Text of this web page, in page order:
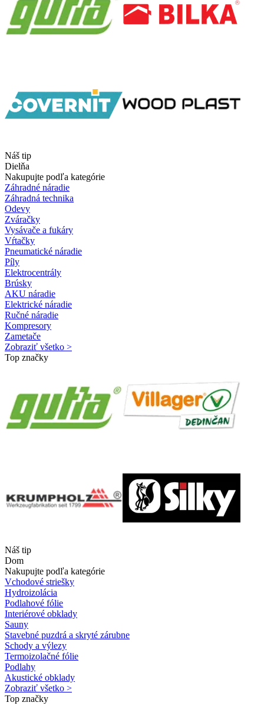
Náš tip
Dielňa
Nakupujte podľa kategórie
Záhradné náradie
Záhradná technika
Odevy
Zváračky
Vysávače a fukáry
Vŕtačky
Pneumatické náradie
Píly
Elektrocentrály
Brúsky
AKU náradie
Elektrické náradie
Ručné náradie
Kompresory
Zametače
Zobraziť všetko >
Top značky
Náš tip
Dom
Nakupujte podľa kategórie
Vchodové striešky
Hydroizolácia
Podlahové fólie
Interiérové obklady
Sauny
Stavebné puzdrá a skryté zárubne
Schody a výlezy
Termoizolačné fólie
Podlahy
Akustické obklady
Zobraziť všetko >
Top značky